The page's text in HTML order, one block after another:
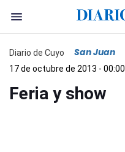
Diario de Cuyo San Juan
17 de octubre de 2013 - 00:00
Feria y show